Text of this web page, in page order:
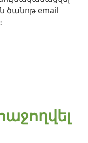
ծանոթ email